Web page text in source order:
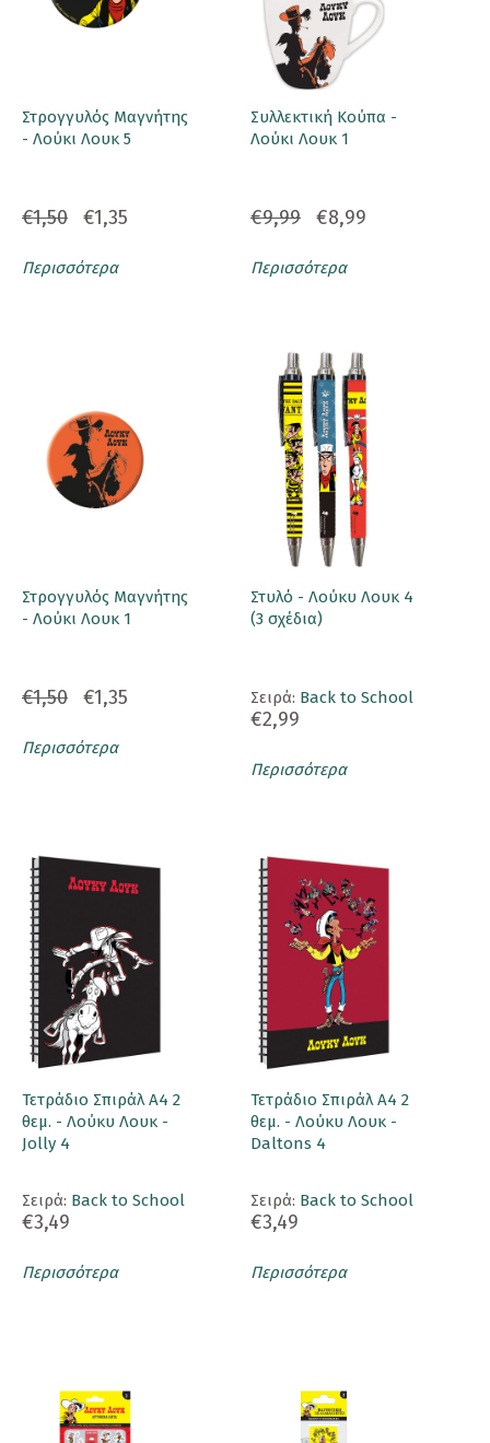
Στρογγυλός Μαγνήτης
- Λούκι Λουκ 5
€1,50 €1,35
Περισσότερα
Συλλεκτική Κούπα -
Λούκι Λουκ 1
€9,99 €8,99
Περισσότερα
Στρογγυλός Μαγνήτης
- Λούκι Λουκ 1
€1,50 €1,35
Περισσότερα
Στυλό - Λούκυ Λουκ 4
(3 σχέδια)
Σειρά: Back to School
€2,99
Περισσότερα
Τετράδιο Σπιράλ Α4 2
θεμ. - Λούκυ Λουκ -
Jolly 4
Σειρά: Back to School
€3,49
Περισσότερα
Τετράδιο Σπιράλ Α4 2
θεμ. - Λούκυ Λουκ -
Daltons 4
Σειρά: Back to School
€3,49
Περισσότερα